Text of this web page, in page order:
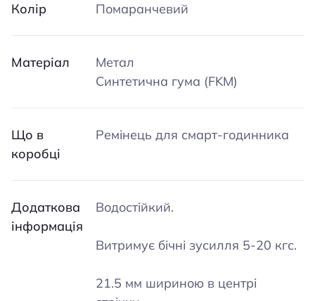
Колір Помаранчевий
Матеріал
Метал
Синтетична гума (FKM)
Що в
коробці
Ремінець для смарт-годинника
Додаткова
інформація
Водостійкий.
Витримує бічні зусилля 5-20 кгс.
21.5 мм шириною в центрі